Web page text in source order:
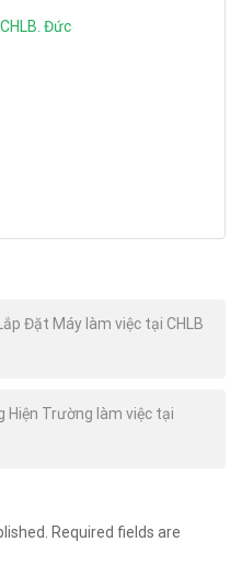
Đức
Đặt Máy làm việc tại CHLB
Hiện Trường làm việc tại
Required fields are